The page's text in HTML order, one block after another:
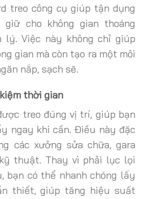
treo công cụ giúp tận dụng
cho không gian thoáng
lý. Việc này không chỉ giúp
gian mà còn tạo ra một môi
nắp, sạch sẽ.
thời gian
treo đúng vị trí, giúp bạn
ngay khi cần. Điều này đặc
các xưởng sửa chữa, gara
thuật. Thay vì phải lục lọi
bạn có thể nhanh chóng lấy
thiết, giúp tăng hiệu suất